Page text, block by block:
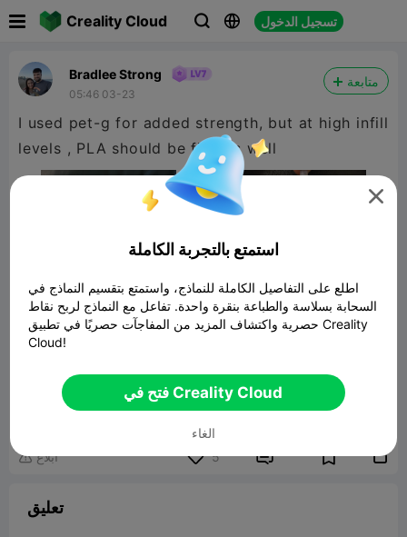
Creality Cloud   تسجيل الدخول
Bradlee Strong
05:46 03-23
متابعة
I used pet-g for added strength, but at high infill
levels , PLA should be fine as well
72T spur gear set
4.58MB نموذج ثلاثي الأبعاد ذو صلة
 ابلاغ 5  
تعليق

استمتع بالتجربة الكاملة
اطلع على التفاصيل الكاملة للنماذج، واستمتع بتقسيم النماذج في
السحابة بسلاسة والطباعة بنقرة واحدة. تفاعل مع النماذج لربح نقاط
حصرية واكتشاف المزيد من المفاجآت حصريًا في تطبيق Creality
Cloud!
فتح في Creality Cloud
الغاء